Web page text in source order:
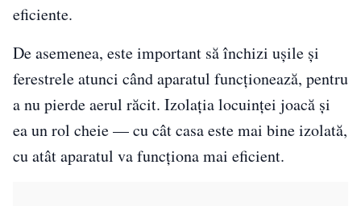
eficiente.
De asemenea, este important să închizi ușile și
ferestrele atunci când aparatul funcționează, pentru
a nu pierde aerul răcit. Izolația locuinței joacă și
ea un rol cheie — cu cât casa este mai bine izolată,
cu atât aparatul va funcționa mai eficient.